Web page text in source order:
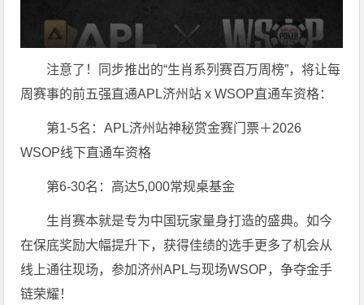
注意了！同步推出的“生肖系列赛百万周榜”，将让每
周赛事的前五强直通APL济州站 x WSOP直通车资格：
第1-5名：APL济州站神秘赏金赛门票＋2026
WSOP线下直通车资格
第6-30名：高达5,000常规桌基金
生肖赛本就是专为中国玩家量身打造的盛典。如今
在保底奖励大幅提升下，获得佳绩的选手更多了机会从
线上通往现场，参加济州APL与现场WSOP，争夺金手
链荣耀！